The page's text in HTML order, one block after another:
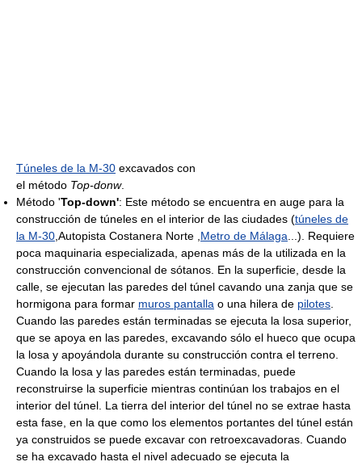
Túneles de la M-30 excavados con
el método Top-donw.
Método 'Top-down': Este método se encuentra en auge para la
construcción de túneles en el interior de las ciudades (túneles de
la M-30,Autopista Costanera Norte ,Metro de Málaga...). Requiere
poca maquinaria especializada, apenas más de la utilizada en la
construcción convencional de sótanos. En la superficie, desde la
calle, se ejecutan las paredes del túnel cavando una zanja que se
hormigona para formar muros pantalla o una hilera de pilotes.
Cuando las paredes están terminadas se ejecuta la losa superior,
que se apoya en las paredes, excavando sólo el hueco que ocupa
la losa y apoyándola durante su construcción contra el terreno.
Cuando la losa y las paredes están terminadas, puede
reconstruirse la superficie mientras continúan los trabajos en el
interior del túnel. La tierra del interior del túnel no se extrae hasta
esta fase, en la que como los elementos portantes del túnel están
ya construidos se puede excavar con retroexcavadoras. Cuando
se ha excavado hasta el nivel adecuado se ejecuta la